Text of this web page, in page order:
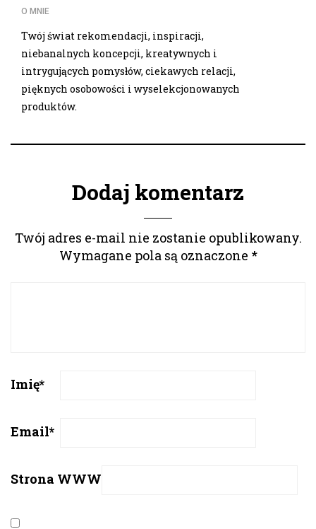
O MNIE
Twój świat rekomendacji, inspiracji,
niebanalnych koncepcji, kreatywnych i
intrygujących pomysłów, ciekawych relacji,
pięknych osobowości i wyselekcjonowanych
produktów.
Dodaj komentarz
Twój adres e-mail nie zostanie opublikowany.
Wymagane pola są oznaczone *
Imię*
Email*
Strona WWW